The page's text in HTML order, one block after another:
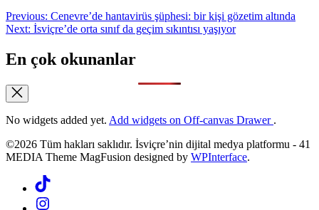
Yazı
gezinmesi
Previous: Cenevre’de hantavirüs şüphesi: bir kişi gözetim altında
Next: İsviçre’de orta sınıf da geçim sıkıntısı yaşıyor
En çok okunanlar
No widgets added yet. Add widgets on Off-canvas Drawer .
©2026 Tüm hakları saklıdır. İsviçre’nin dijital medya platformu - 41
MEDIA Theme MagFusion designed by WPInterface.
Tiktok
Instagram